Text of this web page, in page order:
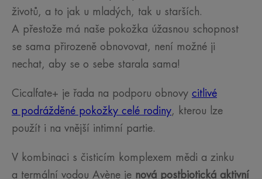
životů, a to jak u mladých, tak u starších.
A přestože má naše pokožka úžasnou schopnost
se sama přirozeně obnovovat, není možné ji
nechat, aby se o sebe starala sama!
Cicalfate+ je řada na podporu obnovy citlivé
a podrážděné pokožky celé rodiny, kterou lze
použít i na vnější intimní partie.
V kombinaci s čisticím komplexem mědi a zinku
a termální vodou Avène je nová postbiotická aktivní